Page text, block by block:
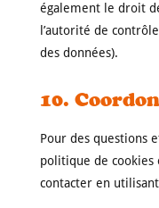
également le droit
l’autorité de
des données).
10.
Pour des questions
politique de cookies
contacter en